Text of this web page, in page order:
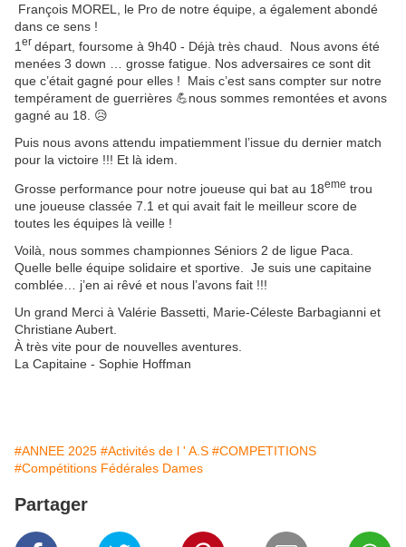
François MOREL, le Pro de notre équipe, a également abondé
dans ce sens !
1 er départ, foursome à 9h40 - Déjà très chaud. Nous avons été
menées 3 down … grosse fatigue. Nos adversaires ce sont dit
que c’était gagné pour elles ! Mais c’est sans compter sur notre
tempérament de guerrières 💪nous sommes remontées et avons
gagné au 18. 😥
Puis nous avons attendu impatiemment l’issue du dernier match
pour la victoire !!! Et là idem.
Grosse performance pour notre joueuse qui bat au 18eme trou
une joueuse classée 7.1 et qui avait fait le meilleur score de
toutes les équipes là veille !
Voilà, nous sommes championnes Séniors 2 de ligue Paca.
Quelle belle équipe solidaire et sportive. Je suis une capitaine
comblée… j’en ai rêvé et nous l’avons fait !!!
Un grand Merci à Valérie Bassetti, Marie-Céleste Barbagianni et
Christiane Aubert.
À très vite pour de nouvelles aventures.
La Capitaine - Sophie Hoffman
#ANNEE 2025 #Activités de l ' A.S #COMPETITIONS
#Compétitions Fédérales Dames
Partager